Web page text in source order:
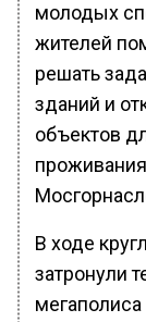
молодых
жителей
решать
зданий и
объектов
В ходе
затронули